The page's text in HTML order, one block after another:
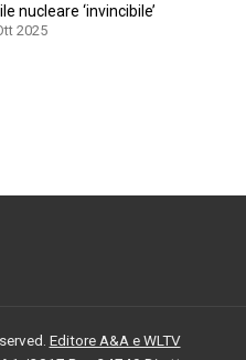
nucleare ‘invincibile’
2025
Editore A&A e WLTV